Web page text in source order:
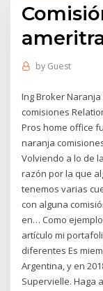
by Guest
Ing Broker
comisiones
Pros home office
naranja
Volviendo a lo de
razón por la que
tenemos varias
con alguna
en… Como
artículo mi
diferentes Es
Argentina, y en
Supervielle. Haga